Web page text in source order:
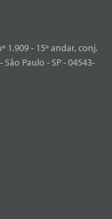
1.909 - 15º andar, conj.
Paulo - SP - 04543-